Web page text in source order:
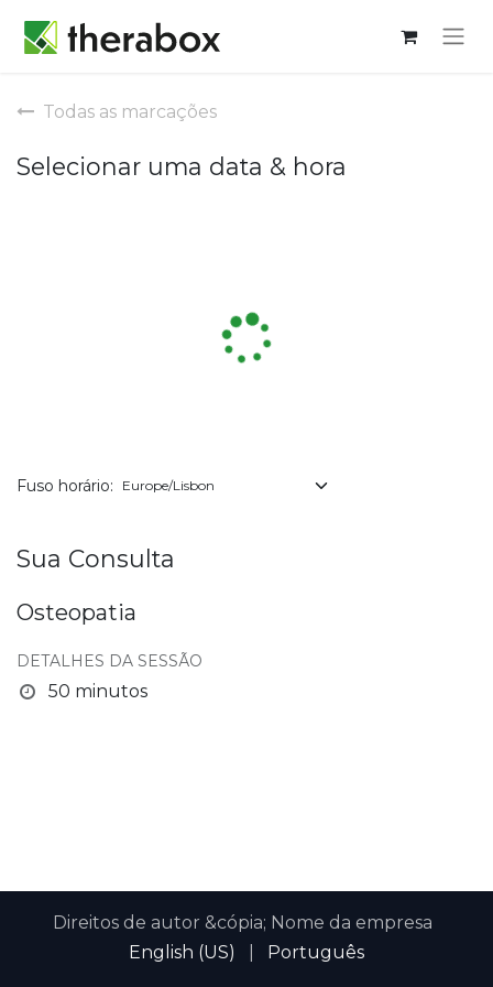
Todas as marcações
Selecionar uma data & hora
Fuso horário:
Sua Consulta
Osteopatia
DETALHES DA SESSÃO
50 minutos
Direitos de autor &cópia; Nome da empresa
English (US)
Português